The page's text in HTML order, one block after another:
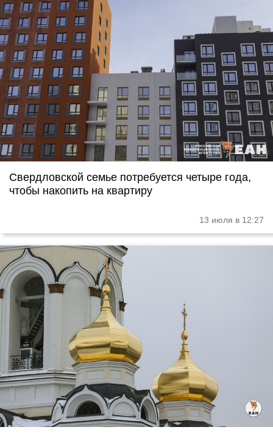
Свердловской семье потребуется четыре года,
чтобы накопить на квартиру
13 июля в 12:27